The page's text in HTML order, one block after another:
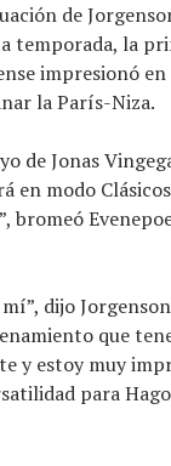
de
temporada, la
impresionó
la París-Niza.
de Jonas
en modo
bromeó
dijo
que
y estoy muy
para